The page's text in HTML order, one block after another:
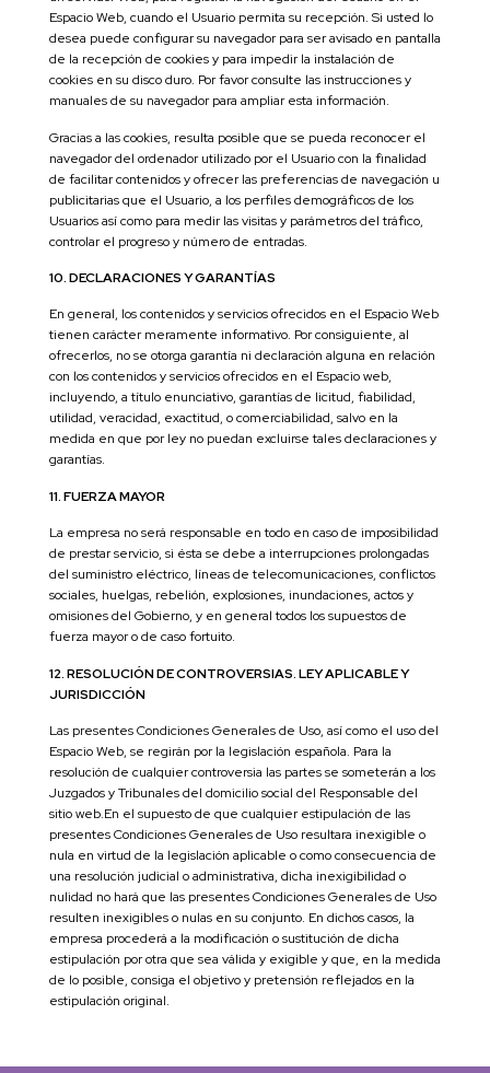
Espacio Web, cuando el Usuario permita su recepción. Si usted lo
desea puede configurar su navegador para ser avisado en pantalla
de la recepción de cookies y para impedir la instalación de
cookies en su disco duro. Por favor consulte las instrucciones y
manuales de su navegador para ampliar esta información.
Gracias a las cookies, resulta posible que se pueda reconocer el
navegador del ordenador utilizado por el Usuario con la finalidad
de facilitar contenidos y ofrecer las preferencias de navegación u
publicitarias que el Usuario, a los perfiles demográficos de los
Usuarios así como para medir las visitas y parámetros del tráfico,
controlar el progreso y número de entradas.
10. DECLARACIONES Y GARANTÍAS
En general, los contenidos y servicios ofrecidos en el Espacio Web
tienen carácter meramente informativo. Por consiguiente, al
ofrecerlos, no se otorga garantía ni declaración alguna en relación
con los contenidos y servicios ofrecidos en el Espacio web,
incluyendo, a título enunciativo, garantías de licitud, fiabilidad,
utilidad, veracidad, exactitud, o comerciabilidad, salvo en la
medida en que por ley no puedan excluirse tales declaraciones y
garantías.
11. FUERZA MAYOR
La empresa no será responsable en todo en caso de imposibilidad
de prestar servicio, si ésta se debe a interrupciones prolongadas
del suministro eléctrico, líneas de telecomunicaciones, conflictos
sociales, huelgas, rebelión, explosiones, inundaciones, actos y
omisiones del Gobierno, y en general todos los supuestos de
fuerza mayor o de caso fortuito.
12. RESOLUCIÓN DE CONTROVERSIAS. LEY APLICABLE Y
JURISDICCIÓN
Las presentes Condiciones Generales de Uso, así como el uso del
Espacio Web, se regirán por la legislación española. Para la
resolución de cualquier controversia las partes se someterán a los
Juzgados y Tribunales del domicilio social del Responsable del
sitio web.En el supuesto de que cualquier estipulación de las
presentes Condiciones Generales de Uso resultara inexigible o
nula en virtud de la legislación aplicable o como consecuencia de
una resolución judicial o administrativa, dicha inexigibilidad o
nulidad no hará que las presentes Condiciones Generales de Uso
resulten inexigibles o nulas en su conjunto. En dichos casos, la
empresa procederá a la modificación o sustitución de dicha
estipulación por otra que sea válida y exigible y que, en la medida
de lo posible, consiga el objetivo y pretensión reflejados en la
estipulación original.